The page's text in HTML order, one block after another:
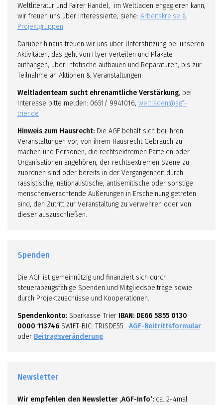
Weltliteratur und Fairer Handel, im Weltladen engagieren kann,
wir freuen uns über Interessierte, siehe: Arbeitskreise &
Projektgruppen
Darüber hinaus freuen wir uns über Unterstützung bei unseren
Aktivitäten, das geht von Flyer verteilen und Plakate
aufhängen, über Infotische aufbauen und Reparaturen, bis zur
Teilnahme an Aktionen & Veranstaltungen.
Weltladenteam sucht ehrenamtliche Verstärkung, bei
Interesse bitte melden: 0651/ 9941016, weltladen@agf-
trier.de
Hinweis zum Hausrecht: Die AGF behält sich bei ihren
Veranstaltungen vor, von ihrem Hausrecht Gebrauch zu
machen und Personen, die rechtsextremen Parteien oder
Organisationen angehören, der rechtsextremen Szene zu
zuordnen sind oder bereits in der Vergangenheit durch
rassistische, nationalistische, antisemitische oder sonstige
menschenverachtende Äußerungen in Erscheinung getreten
sind, den Zutritt zur Veranstaltung zu verwehren oder von
dieser auszuschließen.
Spenden
Die AGF ist gemeinnützig und finanziert sich durch
steuerabzugsfähige Spenden und Mitgliedsbeiträge sowie
durch Projektzuschüsse und Kooperationen.
Spendenkonto: Sparkasse Trier IBAN: DE66 5855 0130
0000 113746 SWIFT-BIC: TRISDE55. AGF-Beitrittsformular
oder Beitragsveränderung
Newsletter
Wir empfehlen den Newsletter ‚AGF-Info‘: ca. 2-4mal